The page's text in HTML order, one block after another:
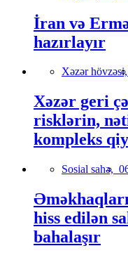
İran və
hazırlayır
Xəzər hövzəsi,
Xəzər geri
risklərin,
kompleks
Sosial sahə,
hiss edilən
bahalaşır